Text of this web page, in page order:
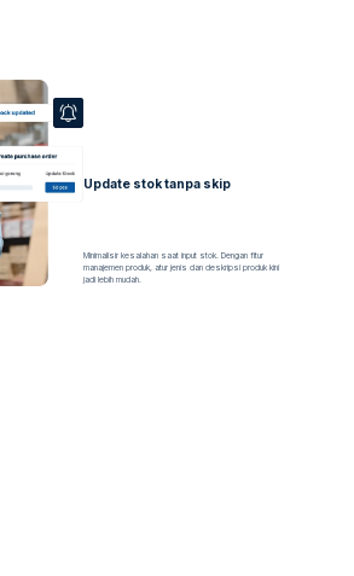
Update stok tanpa skip
Minimalisir kesalahan saat input stok. Dengan fitur
manajemen produk, atur jenis dan deskripsi produk kini
jadi lebih mudah.